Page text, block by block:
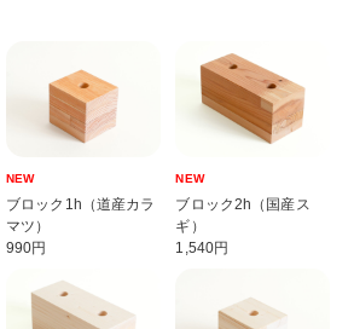
NEW
ブロック1h（道産カラ
マツ）
990円
NEW
ブロック2h（国産ス
ギ）
1,540円